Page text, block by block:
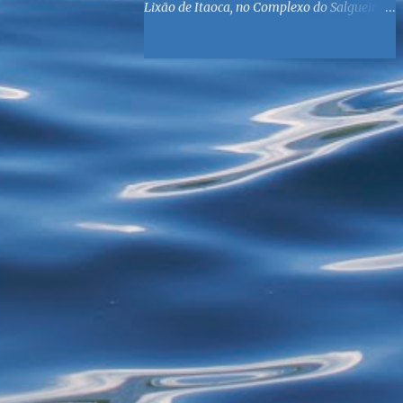
Lixão de Itaoca, no Complexo do Salgueiro,
catadores locais, como comida e material
higiênico, além de atendimento médico. O
Fórum Local espera contar com a
participação de ONGs locais e da população
do município. Aos interessados em
participar, basta se dirigir à Rua Dr.
Feliciano Sodré 82, Sala 104 – Centro, no
horário 9h às 17h, de segunda a sexta. Mais
informações também podem ser obtidas
pelo telefone (21) 3474-1004 e pelo e-mail
fim de lixões no Brasil até 2014. Os
habitantes da região que viviam do lixo há
mais de 40 anos - selecionando roupas e